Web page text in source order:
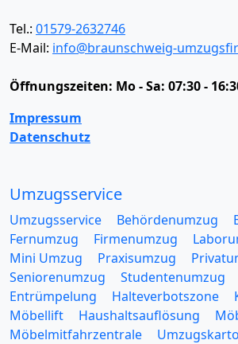
Tel.: 01579-2632746
E-Mail: info@braunschweig-
Öffnungszeiten: Mo - Sa: 07:30 -
Impressum
Datenschutz
Umzugsservice
Umzugsservice Behördenumzug
Fernumzug
Firmenumzug
Mini Umzug
Praxisumzug
Seniorenumzug
Studentenumzug
Entrümpelung
Halteverbotszone
Möbellift
Haushaltsauflösung
Möbelmitfahrzentrale